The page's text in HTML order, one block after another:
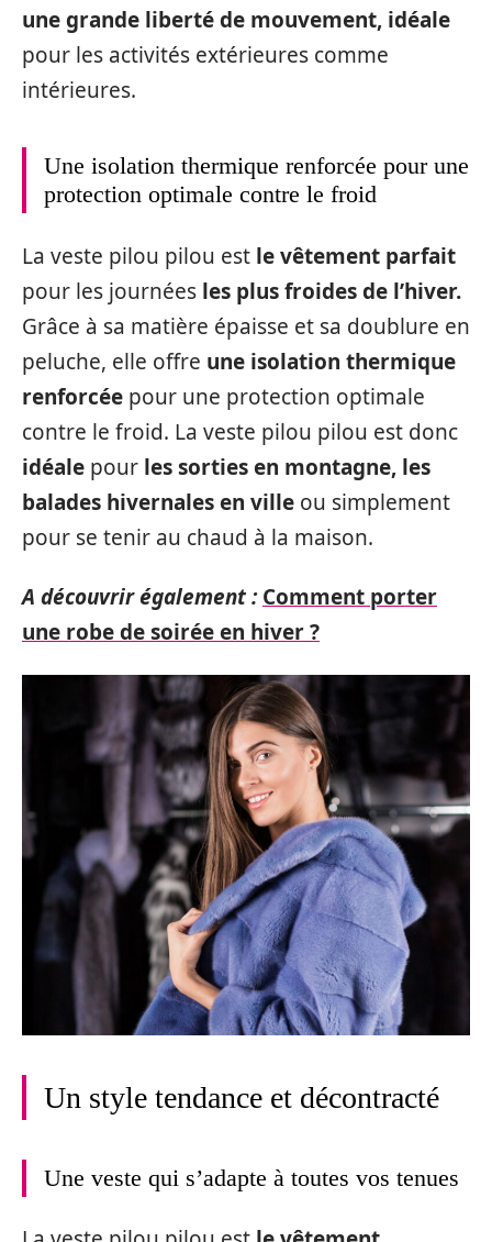
une grande liberté de mouvement, idéale
pour les activités extérieures comme
intérieures.
Une isolation thermique renforcée pour une
protection optimale contre le froid
La veste pilou pilou est le vêtement parfait
pour les journées les plus froides de l’hiver.
Grâce à sa matière épaisse et sa doublure en
peluche, elle offre une isolation thermique
renforcée pour une protection optimale
contre le froid. La veste pilou pilou est donc
idéale pour les sorties en montagne, les
balades hivernales en ville ou simplement
pour se tenir au chaud à la maison.
A découvrir également : Comment porter
une robe de soirée en hiver ?
Un style tendance et décontracté
Une veste qui s’adapte à toutes vos tenues